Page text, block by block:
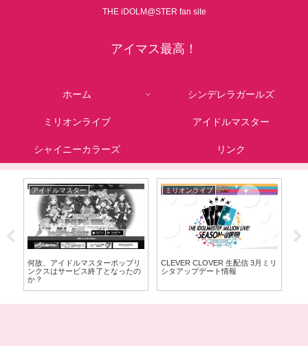
THE iDOLM@STER fan site
アイマス最高！
ホーム シンデレラガールズ
ミリオンライブ アイドルマスター
シャイニーカラーズ リンク
アイドルマスター
何故、アイドルマスターポップリ
ンクスはサービス終了となったの
か？
ミリオンライブ
CLEVER CLOVER 生配信 3月ミリ
シタアップデート情報